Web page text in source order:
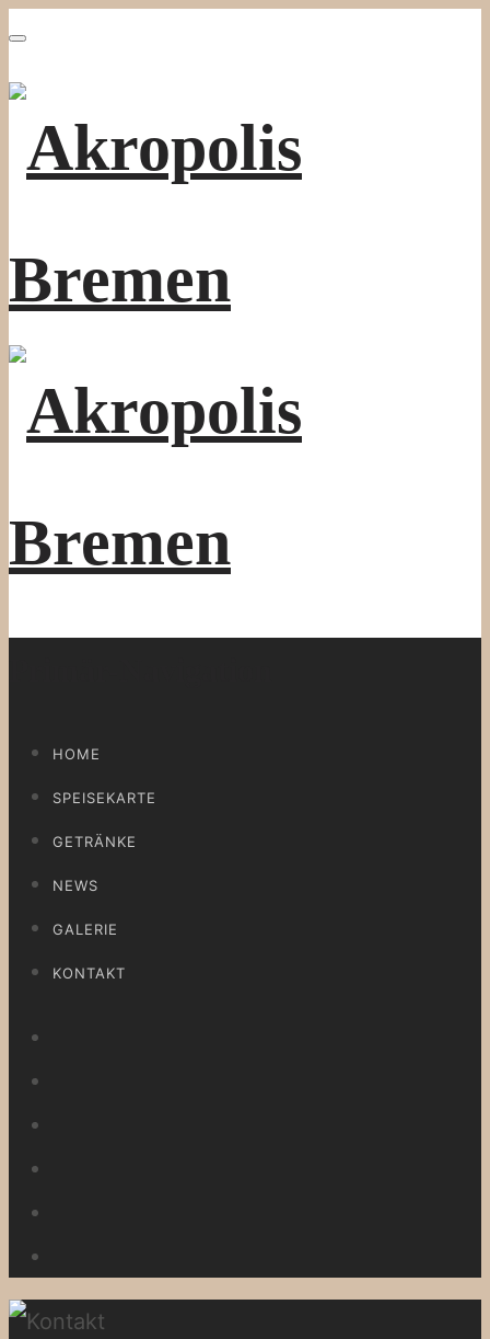
HOME
SPEISEKARTE
GETRÄNKE
NEWS
GALERIE
KONTAKT